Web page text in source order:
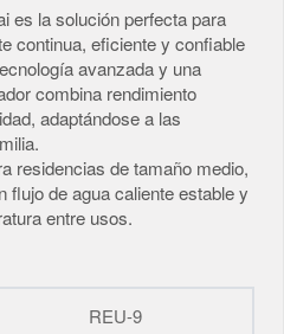
es la solución perfecta para
continua, eficiente y confiable
avanzada y una
combina rendimiento
adaptándose a las
residencias de tamaño medio,
flujo de agua caliente estable y
entre usos.
REU-9